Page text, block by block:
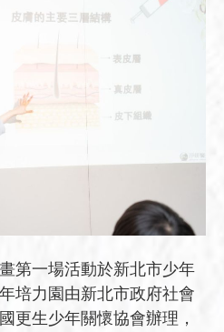
第一場活動於新北市少年
培力園由新北市政府社會
更生少年關懷協會辦理，